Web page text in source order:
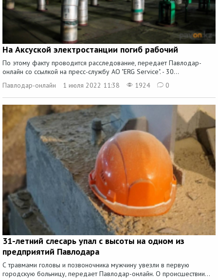
На Аксуской электростанции погиб рабочий
По этому факту проводится расследование, передает Павлодар-
онлайн со ссылкой на пресс-службу АО "ERG Service". - 30...
Павлодар-онлайн
1 июля 2022 11:38 1924 0
31-летний слесарь упал с высоты на одном из
предприятий Павлодара
С травмами головы и позвоночника мужчину увезли в первую
городскую больницу, передает Павлодар-онлайн. О происшествии...